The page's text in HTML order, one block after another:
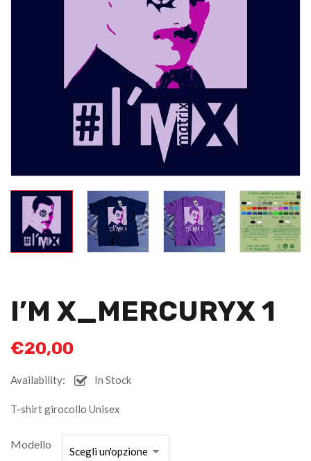
I’M X_MERCURYX 1
€20,00
Availability: In Stock
T-shirt girocollo Unisex
Modello